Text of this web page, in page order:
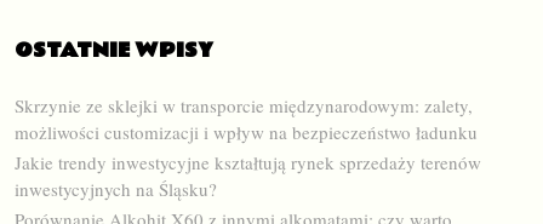
OSTATNIE WPISY
Skrzynie ze sklejki w transporcie międzynarodowym: zalety,
możliwości customizacji i wpływ na bezpieczeństwo ładunku
Jakie trendy inwestycyjne kształtują rynek sprzedaży terenów
inwestycyjnych na Śląsku?
Porównanie Alkohit X60 z innymi alkomatami: czy warto